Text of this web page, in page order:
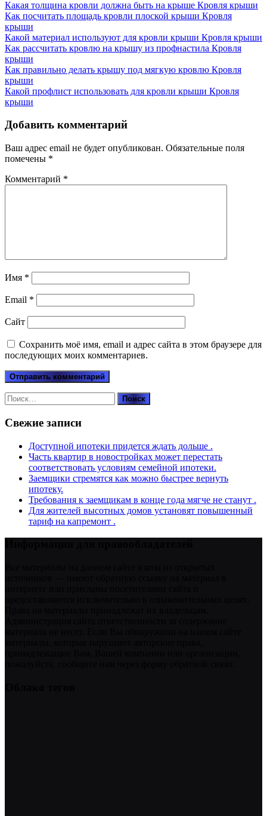
Какая толщина кровли должна быть на крыше Кровля крыши
Как посчитать площадь кровли плоской крыши Кровля
крыши
Какой материал используют для кровли крыши Кровля крыши
Как рассчитать кровлю на крышу из профнастила Кровля
крыши
Как правильно делать крышу под мягкую кровлю Кровля
крыши
Какой профлист использовать для кровли крыши Кровля
крыши
Добавить комментарий
Ваш адрес email не будет опубликован. Обязательные поля
помечены *
Комментарий *
Имя *
Email *
Сайт
Сохранить моё имя, email и адрес сайта в этом браузере для
последующих моих комментариев.
Найти:
Свежие записи
Доступной ипотеки придется ждать дольше .
Часть квартир в новостройках может перестать
соответствовать условиям семейной ипотеки.
Заемщики стремятся как можно быстрее вернуть
ипотеку.
Требования к заемщикам в конце года мягче не станут .
Для жителей высотных домов установят повышенный
тариф на капремонт .